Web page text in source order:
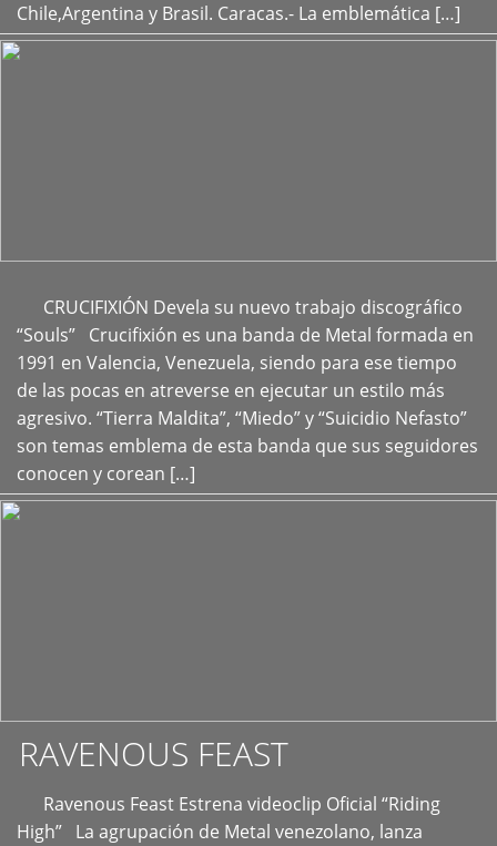
Chile,Argentina y Brasil. Caracas.- La emblemática […]
CRUCIFIXIÓN Devela su nuevo trabajo discográfico
“Souls” Crucifixión es una banda de Metal formada en
1991 en Valencia, Venezuela, siendo para ese tiempo
de las pocas en atreverse en ejecutar un estilo más
agresivo. “Tierra Maldita”, “Miedo” y “Suicidio Nefasto”
son temas emblema de esta banda que sus seguidores
conocen y corean […]
+
RAVENOUS FEAST
Ravenous Feast Estrena videoclip Oficial “Riding
High” La agrupación de Metal venezolano, lanza